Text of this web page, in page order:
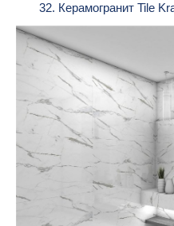
32. Керамогранит Tile